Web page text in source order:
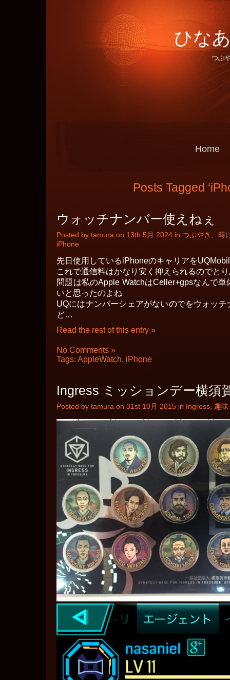
ひな
つぶ
Home
Posts Tagged
ウォッチナンバー使えねぇ
Posted by tamura on 13th 5月 2024 in つぶやき、時
iPhone
先日使用しているiPhoneのキャリアを
これで通信料はかなり安く抑えられるのでと
問題は私のApple WatchはCeller+gpsなんで
いと思ったのよね
UQにはナンバーシェアがないのでをウォッ
ど…
Read the rest of this entry »
No Comments »
Tags: AppleWatch, iPhone
Ingress ミッションデー横須
Posted by tamura on 31st 10月 2015 in Ingress 趣味